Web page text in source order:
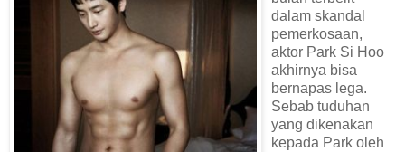
dalam skandal
pemerkosaan,
aktor Park Si Hoo
akhirnya bisa
bernapas lega.
Sebab tuduhan
yang dikenakan
kepada Park oleh